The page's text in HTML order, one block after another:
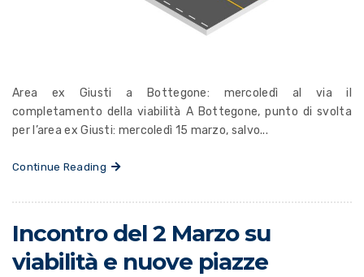
Area ex Giusti a Bottegone: mercoledì al via il
completamento della viabilità A Bottegone, punto di svolta
per l’area ex Giusti: mercoledì 15 marzo, salvo...
Continue Reading
Incontro del 2 Marzo su
viabilità e nuove piazze